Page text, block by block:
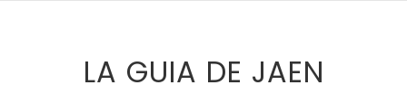
LA GUIA DE JAEN